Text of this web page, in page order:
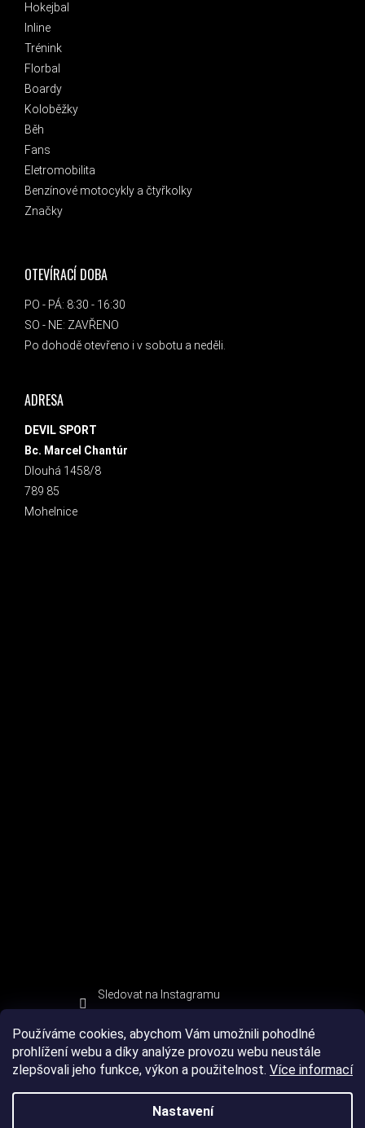
Používáme cookies, abychom Vám umožnili pohodlné
prohlížení webu a díky analýze provozu webu neustále
zlepšovali jeho funkce, výkon a použitelnost. Více informací
Nastavení
Hokejbal
Inline
Trénink
Florbal
Boardy
Koloběžky
Běh
Fans
Eletromobilita
Benzínové motocykly a čtyřkolky
Značky
OTEVÍRACÍ DOBA
PO - PÁ: 8:30 - 16:30
SO - NE: ZAVŘENO
Po dohodě otevřeno i v sobotu a neděli.
ADRESA
DEVIL SPORT
Bc. Marcel Chantúr
Dlouhá 1458/8
789 85
Mohelnice
Sledovat na Instagramu